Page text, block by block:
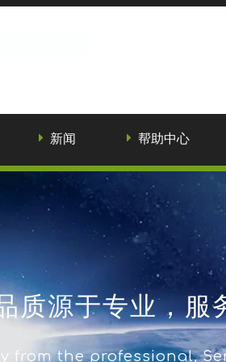
新闻 帮助中心
质源于专业，服
from the professional,